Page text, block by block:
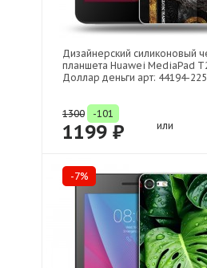
Дизайнерский силиконовый
планшета Huawei MediaPad
Доллар деньги арт: 44194-
1300 -101
1199 ₽ или
-7%